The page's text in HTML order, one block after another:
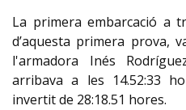
La primera embarcació a
d’aquesta primera prova,
l'armadora Inés
arribava a les 14.52:33
invertit de 28:18.51 hores.